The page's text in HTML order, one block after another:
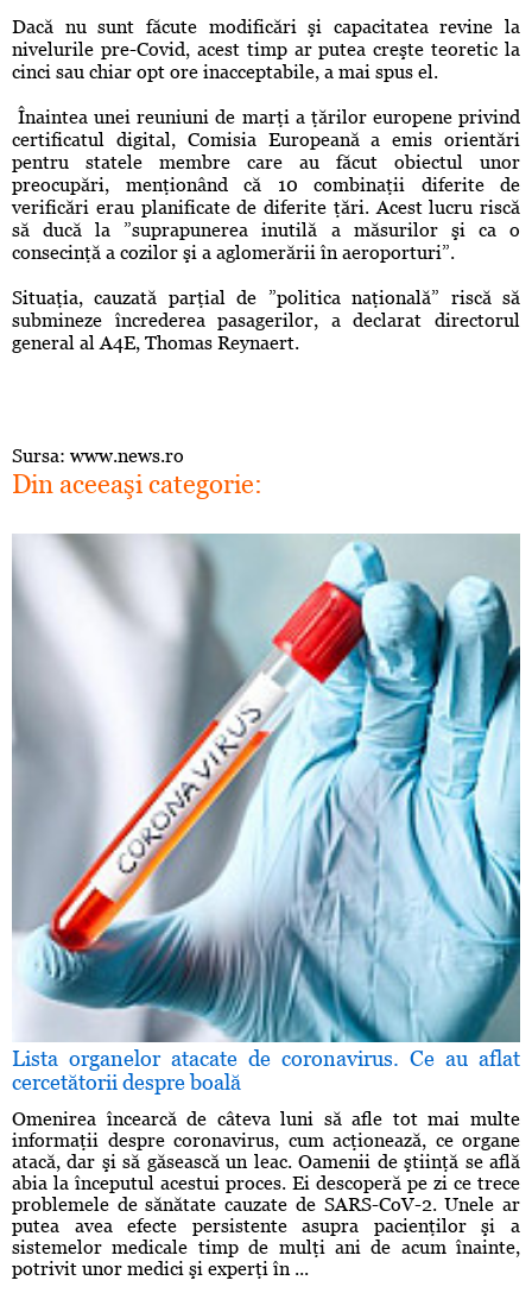
Dacă nu sunt făcute modificări şi capacitatea revine la
nivelurile pre-Covid, acest timp ar putea creşte teoretic la
cinci sau chiar opt ore inacceptabile, a mai spus el.
Înaintea unei reuniuni de marţi a ţărilor europene privind
certificatul digital, Comisia Europeană a emis orientări
pentru statele membre care au făcut obiectul unor
preocupări, menţionând că 10 combinaţii diferite de
verificări erau planificate de diferite ţări. Acest lucru riscă
să ducă la ”suprapunerea inutilă a măsurilor şi ca o
consecinţă a cozilor şi a aglomerării în aeroporturi”.
Situaţia, cauzată parţial de ”politica naţională” riscă să
submineze încrederea pasagerilor, a declarat directorul
general al A4E, Thomas Reynaert.
Sursa: www.news.ro
Din aceeaşi categorie:
Lista organelor atacate de coronavirus. Ce au aflat
cercetătorii despre boală
Omenirea încearcă de câteva luni să afle tot mai multe
informaţii despre coronavirus, cum acţionează, ce organe
atacă, dar şi să găsească un leac. Oamenii de ştiinţă se află
abia la începutul acestui proces. Ei descoperă pe zi ce trece
problemele de sănătate cauzate de SARS-CoV-2. Unele ar
putea avea efecte persistente asupra pacienţilor şi a
sistemelor medicale timp de mulţi ani de acum înainte,
potrivit unor medici şi experţi în ...